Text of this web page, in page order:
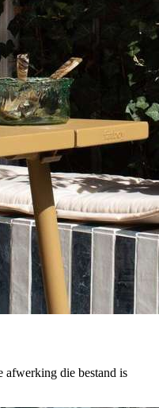
afwerking die bestand is